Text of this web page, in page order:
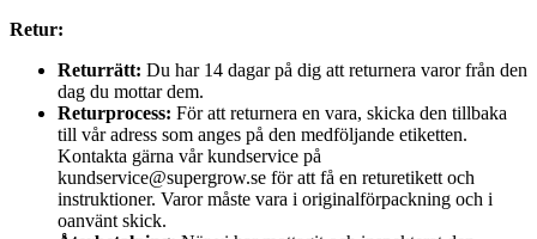
Retur:
Returrätt: Du har 14 dagar på dig att returnera varor från den
dag du mottar dem.
Returprocess: För att returnera en vara, skicka den tillbaka
till vår adress som anges på den medföljande etiketten.
Kontakta gärna vår kundservice på
kundservice@supergrow.se för att få en returetikett och
instruktioner. Varor måste vara i originalförpackning och i
oanvänt skick.